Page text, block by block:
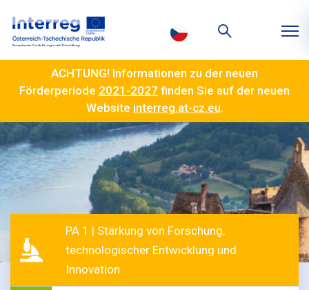
ACHTUNG! Informationen zu der neuen
Förderperiode 2021-2027 finden Sie auf der neuen
Website interreg.at-cz.eu.
PA 1 | Stärkung von Forschung,
technologischer Entwicklung und
Innovation